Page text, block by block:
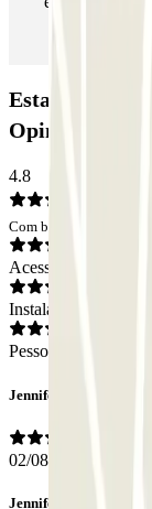
Opiniões
4.8
Com base em 11
Acesso
Instalações
Pessoal
Jennifer Desire
02/08/2026
Jennifer Desire